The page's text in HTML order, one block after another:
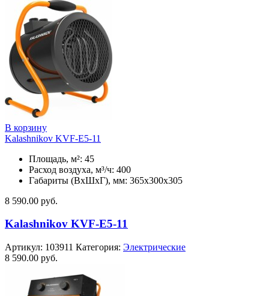
В корзину
Kalashnikov KVF-E5-11
Площадь, м²: 45
Расход воздуха, м³/ч: 400
Габариты (ВхШхГ), мм: 365x300x305
8 590.00 руб.
Kalashnikov KVF-E5-11
Артикул: 103911 Категория: Электрические
8 590.00 руб.